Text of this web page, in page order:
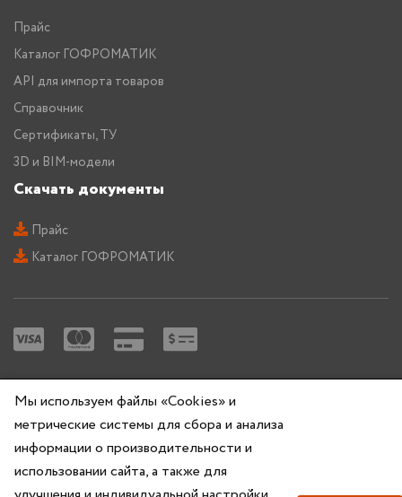
Прайс
Каталог ГОФРОМАТИК
API для импорта товаров
Справочник
Сертификаты, ТУ
3D и BIM-модели
Скачать документы
Прайс
Каталог ГОФРОМАТИК
Copyright © 2026 — ZKABEL.RU Все права защищены
Мы используем файлы «Cookies» и
метрические системы для сбора и анализа
информации о производительности и
использовании сайта, а также для